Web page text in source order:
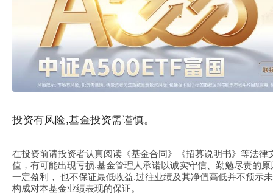
投资有风险,基金投资需谨慎。
在投资前请投资者认真阅读《基金合同》《招募说明书》等法律
值，有可能出现亏损.基金管理人承诺以诚实守信、勤勉尽责的
一定盈利， 也不保证最低收益.过往业绩及其净值高低并不预示
构成对本基金业绩表现的保证。